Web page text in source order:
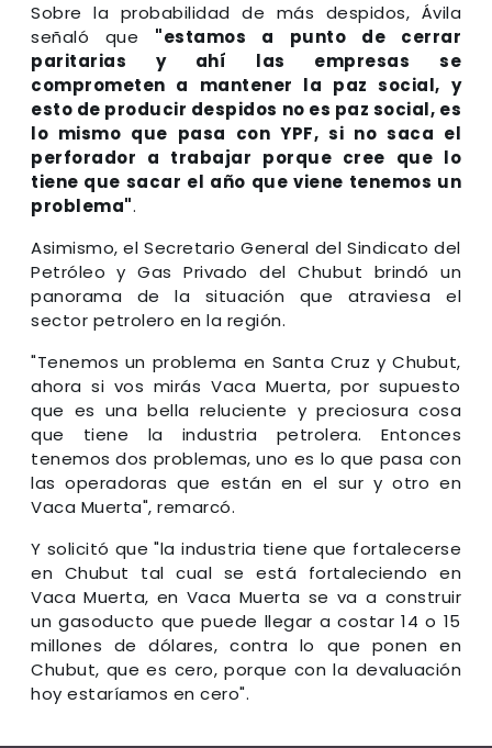
Sobre la probabilidad de más despidos, Ávila
señaló que "estamos a punto de cerrar
paritarias y ahí las empresas se
comprometen a mantener la paz social, y
esto de producir despidos no es paz social, es
lo mismo que pasa con YPF, si no saca el
perforador a trabajar porque cree que lo
tiene que sacar el año que viene tenemos un
problema".
Asimismo, el Secretario General del Sindicato del
Petróleo y Gas Privado del Chubut brindó un
panorama de la situación que atraviesa el
sector petrolero en la región.
"Tenemos un problema en Santa Cruz y Chubut,
ahora si vos mirás Vaca Muerta, por supuesto
que es una bella reluciente y preciosura cosa
que tiene la industria petrolera. Entonces
tenemos dos problemas, uno es lo que pasa con
las operadoras que están en el sur y otro en
Vaca Muerta", remarcó.
Y solicitó que "la industria tiene que fortalecerse
en Chubut tal cual se está fortaleciendo en
Vaca Muerta, en Vaca Muerta se va a construir
un gasoducto que puede llegar a costar 14 o 15
millones de dólares, contra lo que ponen en
Chubut, que es cero, porque con la devaluación
hoy estaríamos en cero".